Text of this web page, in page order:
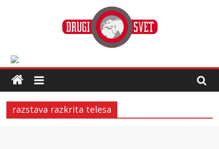
razstava razkrita telesa